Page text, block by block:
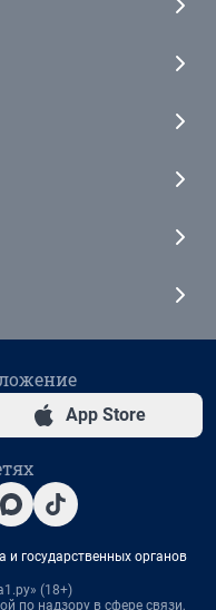
App Store
государственных органов
(18+)
по надзору в сфере связи,